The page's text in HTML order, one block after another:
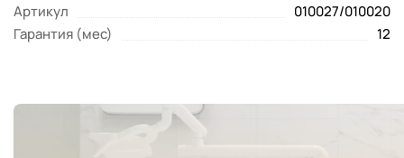
Артикул
010027/010020
Гарантия (мес)
12